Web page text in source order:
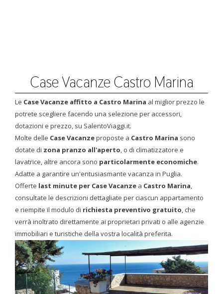
Case Vacanze Castro Marina
Le Case Vacanze affitto a Castro Marina al miglior prezzo le
potrete scegliere facendo una selezione per accessori,
dotazioni e prezzo, su SalentoViaggi.it.
Molte delle Case Vacanzeproposte a Castro Marina sono
dotate di zona pranzo all'aperto, o di climatizzatore e
lavatrice, altre ancora sono particolarmente economiche.
Adatte a garantire un'entusiasmante vacanza in Puglia.
Offerte last minute per Case Vacanze a Castro Marina,
consultate le descrizioni dettagliate per ciascun appartamento
e riempite il modulo di richiesta preventivo gratuito, che
verrà inoltrato direttamente ai proprietari privati o alle agenzie
immobiliari e turistiche della vostra località preferita.